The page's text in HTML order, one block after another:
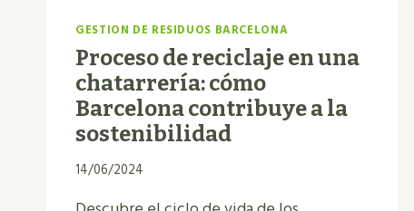
GESTION DE RESIDUOS BARCELONA
Proceso de reciclaje en una
chatarrería: cómo
Barcelona contribuye a la
sostenibilidad
14/06/2024